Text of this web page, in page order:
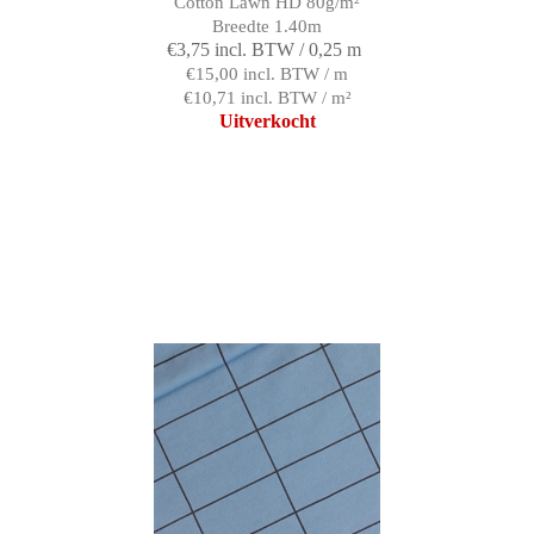
Breedte 1.40m
€3,75 incl. BTW / 0,25 m
€15,00 incl. BTW / m
€10,71 incl. BTW / m²
Uitverkocht